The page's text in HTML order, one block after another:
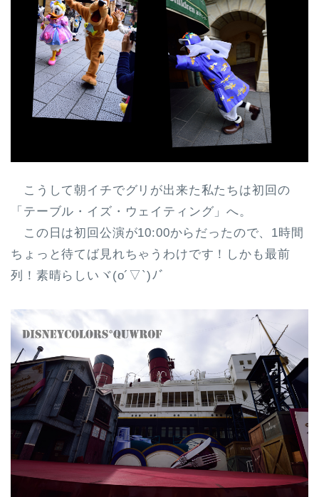
こうして朝イチでグリが出来た私たちは初回の
「テーブル・イズ・ウェイティング」へ。
この日は初回公演が10:00からだったので、1時間
ちょっと待てば見れちゃうわけです！しかも最前
列！素晴らしいヾ(o´▽`)ﾉﾞ